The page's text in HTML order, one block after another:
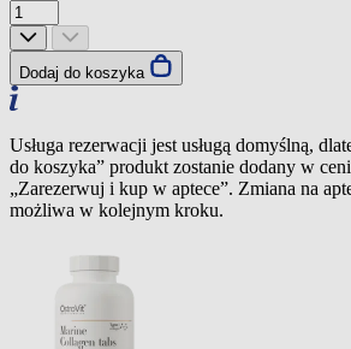
Dodaj do koszyka
Usługa rezerwacji jest usługą domyślną,
do koszyka” produkt zostanie dodany w
„Zarezerwuj i kup w aptece”. Zmiana na
możliwa w kolejnym kroku.